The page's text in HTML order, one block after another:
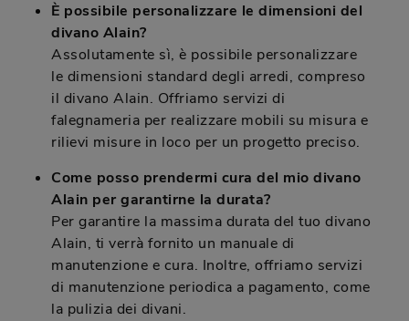
È possibile personalizzare le dimensioni del
divano Alain?
Assolutamente sì, è possibile personalizzare
le dimensioni standard degli arredi, compreso
il divano Alain. Offriamo servizi di
falegnameria per realizzare mobili su misura e
rilievi misure in loco per un progetto preciso.
Come posso prendermi cura del mio divano
Alain per garantirne la durata?
Per garantire la massima durata del tuo divano
Alain, ti verrà fornito un manuale di
manutenzione e cura. Inoltre, offriamo servizi
di manutenzione periodica a pagamento, come
la pulizia dei divani.